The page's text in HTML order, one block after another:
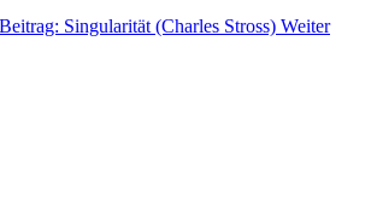
Singularität (Charles Stross) Weiter